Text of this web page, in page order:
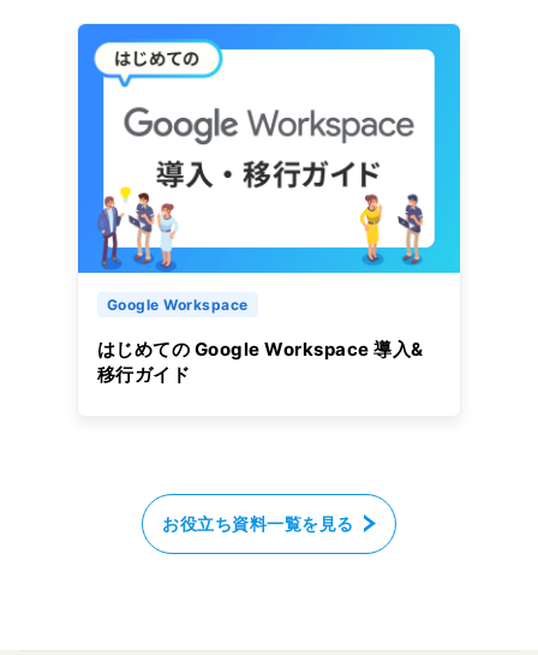
Google Workspace
はじめての Google Workspace 導入&
移行ガイド
お役立ち資料一覧を見る